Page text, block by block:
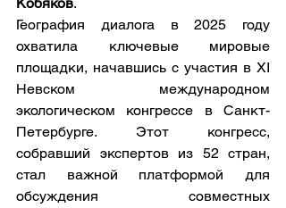
Кобяков.
География диалога в 2025 году
охватила ключевые мировые
площадки, начавшись с участия в XI
Невском международном
экологическом конгрессе в Санкт-
Петербурге. Этот конгресс,
собравший экспертов из 52 стран,
стал важной платформой для
обсуждения совместных